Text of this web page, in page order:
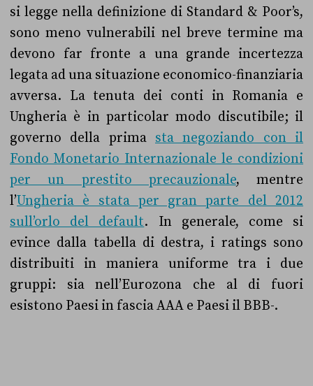
si legge nella definizione di Standard & Poor’s,
sono meno vulnerabili nel breve termine ma
devono far fronte a una grande incertezza
legata ad una situazione economico-finanziaria
avversa. La tenuta dei conti in Romania e
Ungheria è in particolar modo discutibile; il
governo della prima sta negoziando con il
Fondo Monetario Internazionale le condizioni
per un prestito precauzionale, mentre
l’Ungheria è stata per gran parte del 2012
sull’orlo del default. In generale, come si
evince dalla tabella di destra, i ratings sono
distribuiti in maniera uniforme tra i due
gruppi: sia nell’Eurozona che al di fuori
esistono Paesi in fascia AAA e Paesi il BBB-.